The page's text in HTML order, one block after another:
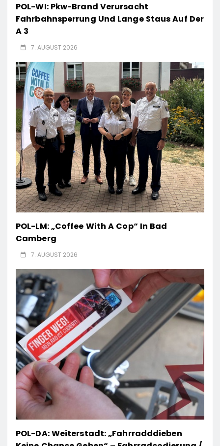
POL-WI: Pkw-Brand Verursacht
Fahrbahnsperrung Und Lange Staus Auf Der
A 3
7. AUGUST 2026
POL-LM: „Coffee With A Cop“ In Bad
Camberg
7. AUGUST 2026
POL-DA: Weiterstadt: „Fahrradddieben